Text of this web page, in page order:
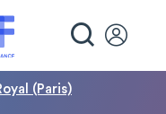
(Paris)